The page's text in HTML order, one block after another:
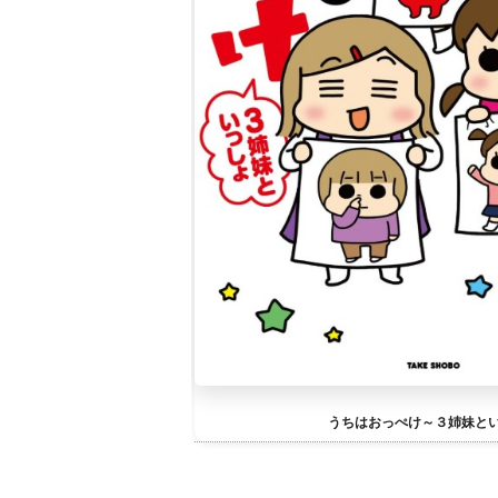
うちはおっぺけ～３姉妹と